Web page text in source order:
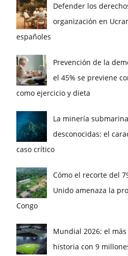
Defender los
organización en
españoles
Prevención de la
el 45% se previene
como ejercicio y dieta
La minería
desconocidas: el
caso crítico
Cómo el recorte del
Unido amenaza la
Congo
Mundial 2026: el
historia con 9